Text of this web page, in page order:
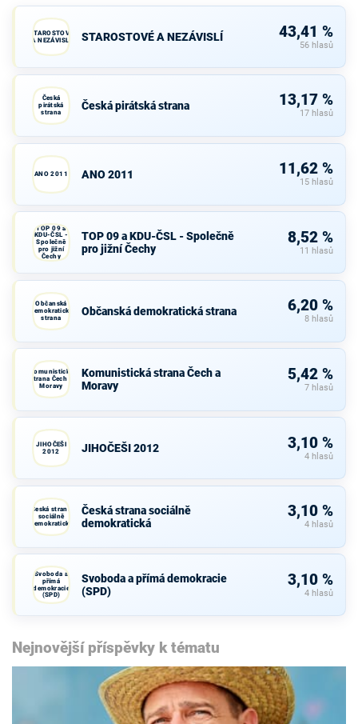
STAROSTOVÉ
A NEZÁVISLÍ
STAROSTOVÉ A NEZÁVISLÍ 43,41 %
56 hlasů
Česká
pirátská
strana
Česká pirátská strana 13,17 %
17 hlasů
ANO 2011 ANO 2011 11,62 %
15 hlasů
TOP 09 a
KDU-ČSL -
Společně
pro jižní
Čechy
TOP 09 a KDU-ČSL - Společně
pro jižní Čechy
8,52 %
11 hlasů
Občanská
demokratická
strana
Občanská demokratická strana 6,20 %
8 hlasů
Komunistická
strana Čech a
Moravy
Komunistická strana Čech a
Moravy
5,42 %
7 hlasů
JIHOČEŠI
2012
JIHOČEŠI 2012 3,10 %
4 hlasů
Česká strana
sociálně
demokratická
Česká strana sociálně
demokratická
3,10 %
4 hlasů
Svoboda a
přímá
demokracie
(SPD)
Svoboda a přímá demokracie
(SPD)
3,10 %
4 hlasů
Nejnovější příspěvky k tématu